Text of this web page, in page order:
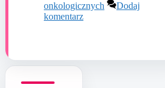
onkologicznych
Dodaj
komentarz